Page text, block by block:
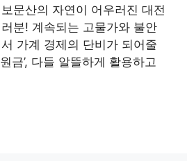
문산의 자연이 어우러진 대전
분! 계속되는 고물가와 불안
가계 경제의 단비가 되어줄
금’, 다들 알뜰하게 활용하고